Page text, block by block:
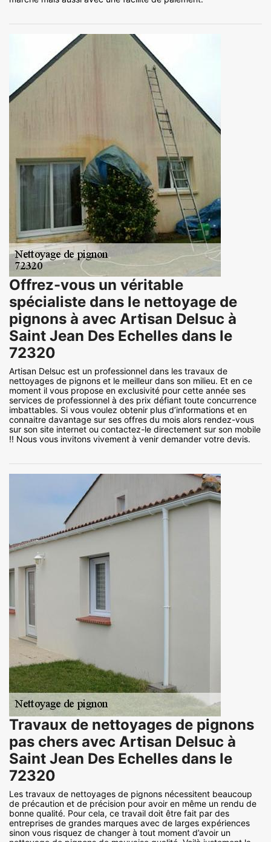
Offrez-vous un véritable
spécialiste dans le nettoyage de
pignons à avec Artisan Delsuc à
Saint Jean Des Echelles dans le
72320
Artisan Delsuc est un professionnel dans les travaux de
nettoyages de pignons et le meilleur dans son milieu. Et en ce
moment il vous propose en exclusivité pour cette année ses
services de professionnel à des prix défiant toute concurrence
imbattables. Si vous voulez obtenir plus d’informations et en
connaitre davantage sur ses offres du mois alors rendez-vous
sur son site internet ou contactez-le directement sur son mobile
!! Nous vous invitons vivement à venir demander votre devis.
Travaux de nettoyages de pignons
pas chers avec Artisan Delsuc à
Saint Jean Des Echelles dans le
72320
Les travaux de nettoyages de pignons nécessitent beaucoup
de précaution et de précision pour avoir en même un rendu de
bonne qualité. Pour cela, ce travail doit être fait par des
entreprises de grandes marques avec de larges expériences
sinon vous risquez de changer à tout moment d’avoir un